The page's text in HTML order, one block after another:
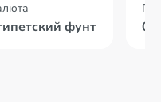
фунт